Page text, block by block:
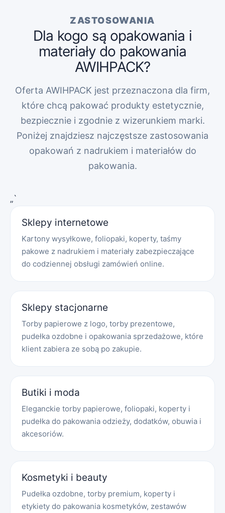
ZASTOSOWANIA
Dla kogo są opakowania i
materiały do pakowania
AWIHPACK?
Oferta AWIHPACK jest przeznaczona dla firm,
które chcą pakować produkty estetycznie,
bezpiecznie i zgodnie z wizerunkiem marki.
Poniżej znajdziesz najczęstsze zastosowania
opakowań z nadrukiem i materiałów do
pakowania.
„`
Sklepy internetowe
Kartony wysyłkowe, foliopaki, koperty, taśmy
pakowe z nadrukiem i materiały zabezpieczające
do codziennej obsługi zamówień online.
Sklepy stacjonarne
Torby papierowe z logo, torby prezentowe,
pudełka ozdobne i opakowania sprzedażowe, które
klient zabiera ze sobą po zakupie.
Butiki i moda
Eleganckie torby papierowe, foliopaki, koperty i
pudełka do pakowania odzieży, dodatków, obuwia i
akcesoriów.
Kosmetyki i beauty
Pudełka ozdobne, torby premium, koperty i
etykiety do pakowania kosmetyków, zestawów